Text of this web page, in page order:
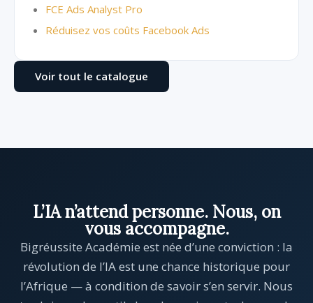
FCE Ads Analyst Pro
Réduisez vos coûts Facebook Ads
Voir tout le catalogue
L’IA n’attend personne. Nous, on
vous accompagne.
Bigréussite Académie est née d’une conviction : la
révolution de l’IA est une chance historique pour
l’Afrique — à condition de savoir s’en servir. Nous